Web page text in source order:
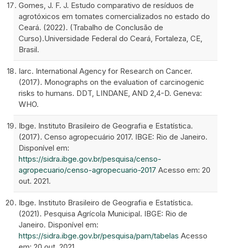
Gomes, J. F. J. Estudo comparativo de resíduos de
agrotóxicos em tomates comercializados no estado do
Ceará. (2022). (Trabalho de Conclusão de
Curso).Universidade Federal do Ceará, Fortaleza, CE,
Brasil.
Iarc. International Agency for Research on Cancer.
(2017). Monographs on the evaluation of carcinogenic
risks to humans. DDT, LINDANE, AND 2,4-D. Geneva:
WHO.
Ibge. Instituto Brasileiro de Geografia e Estatística.
(2017). Censo agropecuário 2017. IBGE: Rio de Janeiro.
Disponível em:
https://sidra.ibge.gov.br/pesquisa/censo-
agropecuario/censo-agropecuario-2017 Acesso em: 20
out. 2021.
Ibge. Instituto Brasileiro de Geografia e Estatística.
(2021). Pesquisa Agrícola Municipal. IBGE: Rio de
Janeiro. Disponível em:
https://sidra.ibge.gov.br/pesquisa/pam/tabelas Acesso